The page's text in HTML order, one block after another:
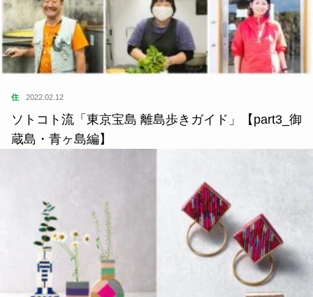
住 2022.02.12
ソトコト流「東京宝島 離島歩きガイド」【part3_御
蔵島・青ヶ島編】